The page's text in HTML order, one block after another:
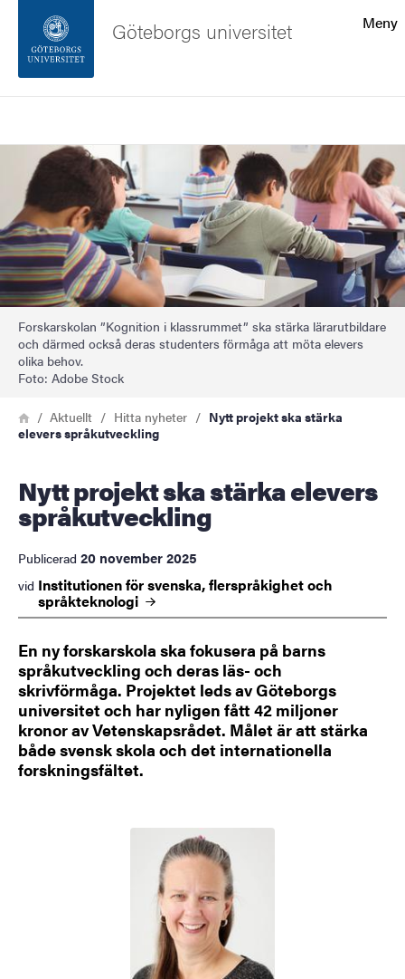
Sidfoten
Om webbplatsen
Meny
Göteborgs universitet
Bild
Forskarskolan ”Kognition i klassrummet” ska stärka lärarutbildare
och därmed också deras studenters förmåga att möta elevers
olika behov.
Foto: Adobe Stock
Länkstig
HemAktuellt Hitta nyheter
Nytt projekt ska stärka
elevers språkutveckling
Nytt projekt ska stärka elevers
språkutveckling
Publicerad 20 november 2025
vid Institutionen för svenska, flerspråkighet och
språkteknologi
En ny forskarskola ska fokusera på barns
språkutveckling och deras läs- och
skrivförmåga. Projektet leds av Göteborgs
universitet och har nyligen fått 42 miljoner
kronor av Vetenskapsrådet. Målet är att stärka
både svensk skola och det internationella
forskningsfältet.
Bild